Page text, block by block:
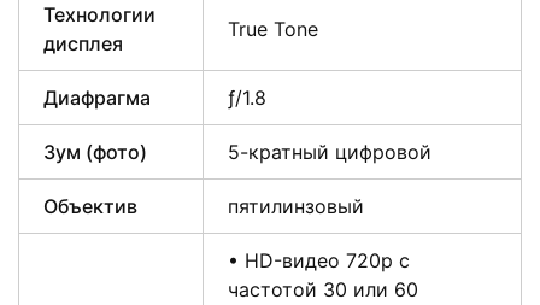
Технологии
дисплея
True Tone
Диафрагма ƒ/1.8
Зум (фото) 5-кратный цифровой
Объектив пятилинзовый
• HD-видео 720p с
частотой 30 или 60